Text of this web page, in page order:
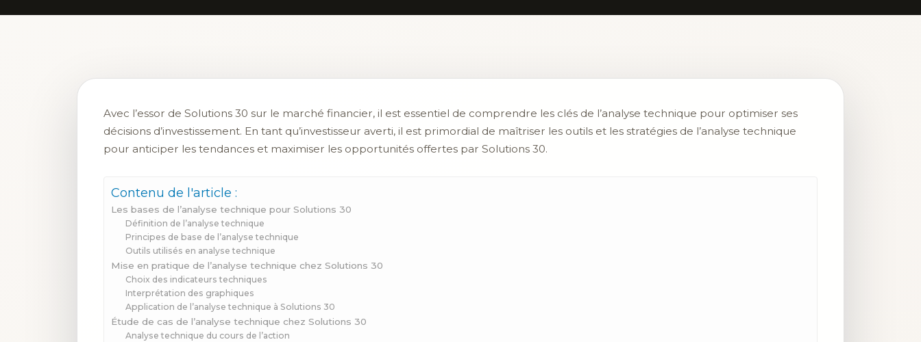
Avec l’essor de Solutions 30 sur le marché financier, il est essentiel de comprendre les clés de l’analyse technique pour optimiser ses
décisions d’investissement. En tant qu’investisseur averti, il est primordial de maîtriser les outils et les stratégies de l’analyse technique
pour anticiper les tendances et maximiser les opportunités offertes par Solutions 30.
Contenu de l'article :
Les bases de l’analyse technique pour Solutions 30
Définition de l’analyse technique
Principes de base de l’analyse technique
Outils utilisés en analyse technique
Mise en pratique de l’analyse technique chez Solutions 30
Choix des indicateurs techniques
Interprétation des graphiques
Application de l’analyse technique à Solutions 30
Étude de cas de l’analyse technique chez Solutions 30
Analyse technique du cours de l’action